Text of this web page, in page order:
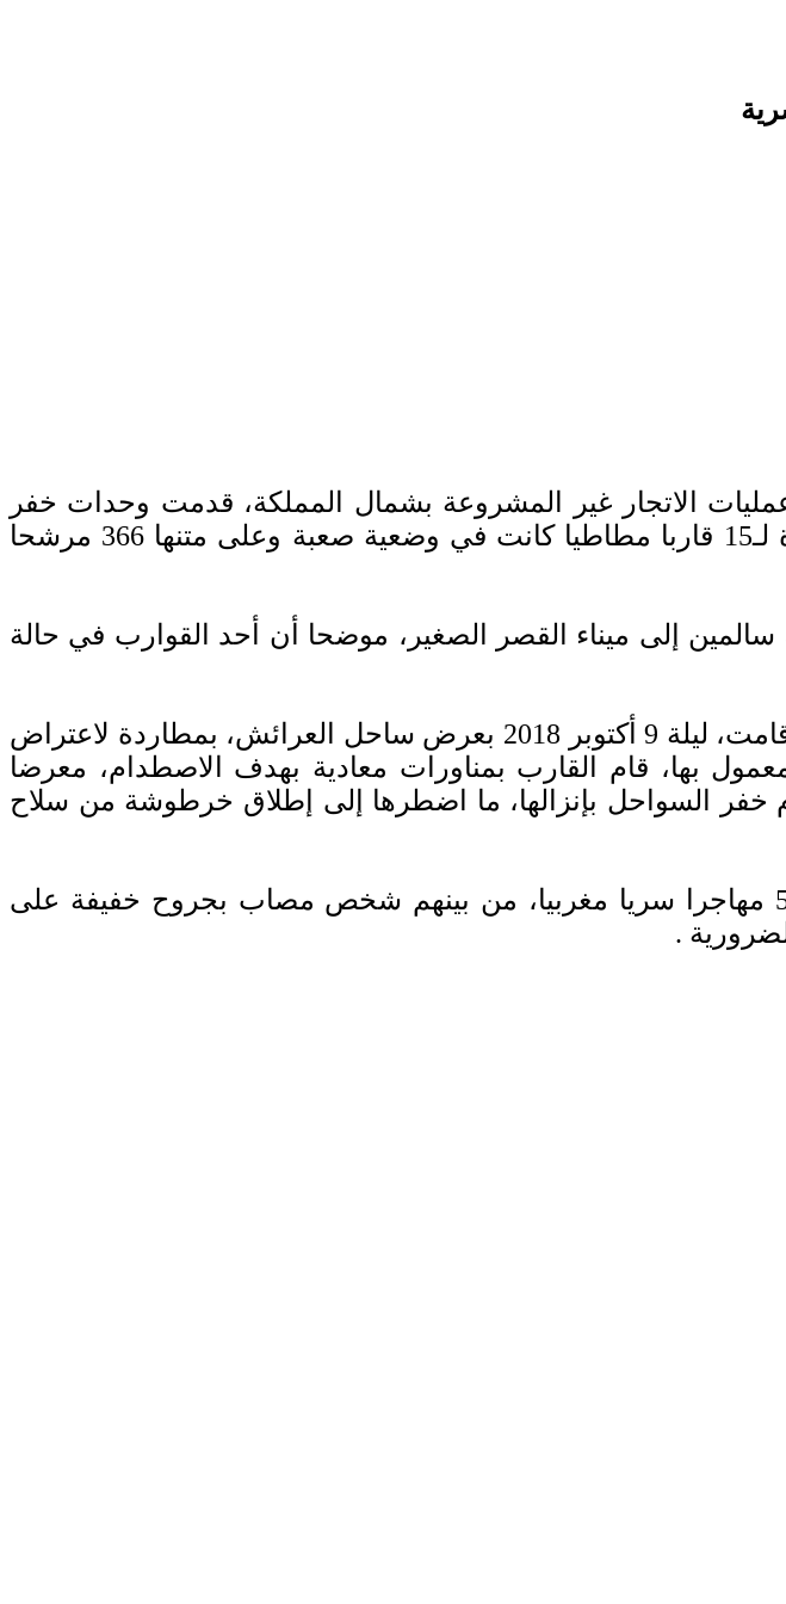
الاتجار غير المشروعة بشمال المملكة، قدمت وحدات خفر
السواحل تابعة للبحرية الملكية، يومي 9 و10 أكتوبر الجاري، المساعدة لـ15 قاربا مطاطيا كانت في وضعية صعبة وعلى متنها 366 مرشحا
إلى ميناء القصر الصغير، موضحا أن أحد القوارب في حالة
وسجل المصدر ذاته أن وحدة من خفر السواحل تابعة للبحرية الملكية قامت، ليلة 9 أكتوبر 2018 بعرض ساحل العرائش، بمطاردة لاعتراض
بها، قام القارب بمناورات معادية بهدف الاصطدام، معرضا
خفر السواحل بإنزالها، ما اضطرها إلى إطلاق خرطوشة من سلاح
وبحسب المصدر ذاته، فقد كشفت عملية تفتيش القارب عن وجود 58 مهاجرا سريا مغربيا، من بينهم شخص مصاب بجروح خفيفة على
.